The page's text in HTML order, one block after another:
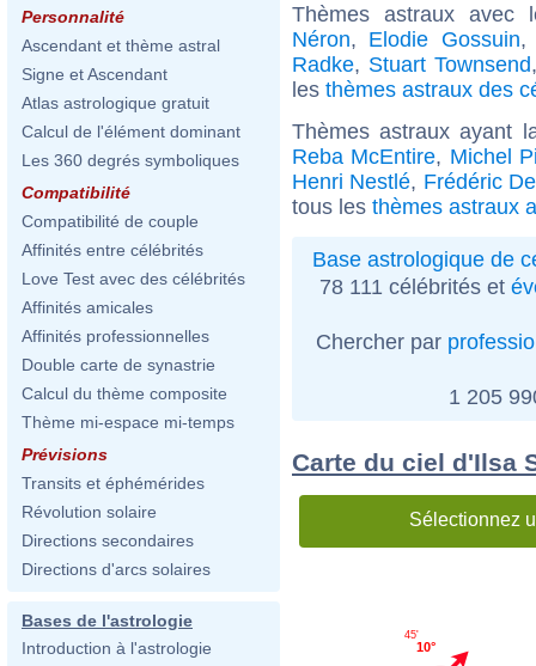
Personnalité
Ascendant et thème astral
Signe et Ascendant
Atlas astrologique gratuit
Calcul de l'élément dominant
Les 360 degrés symboliques
Compatibilité
Compatibilité de couple
Affinités entre célébrités
Love Test avec des célébrités
Affinités amicales
Affinités professionnelles
Double carte de synastrie
Calcul du thème composite
Thème mi-espace mi-temps
Prévisions
Transits et éphémérides
Révolution solaire
Directions secondaires
Directions d'arcs solaires
Bases de l'astrologie
Introduction à l'astrologie
Thèmes astraux
Néron, Elodie Gossuin
Radke, Stuart Townsend
les thèmes astraux des
Thèmes astraux ayant
Reba McEntire, Michel
Henri Nestlé, Frédéric
tous les thèmes astraux
Base astrologique de
78 111 célébrités et
Chercher par
1 205
Carte du ciel d'Ilsa
Sélectionnez
10°
45'